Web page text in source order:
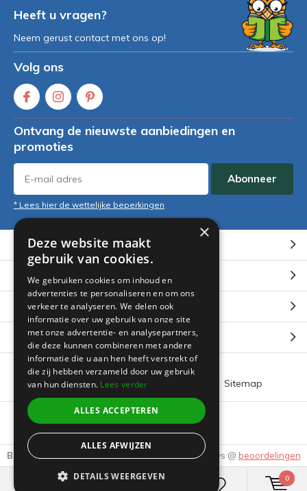
0
Heeft u vragen?
Neem gerust contact met ons op!
Volg ons
Ontvang de nieuwste aanbiedingen en
promoties
Abonneer
* Lees hier de wettelijke beperkingen
Klantenservice
Mijn account
Categorieën
Contact
© 2026 -Boeklin
Algemene voorwaarden Sitemap
Beoordeling door klanten: Reviews @ beoordelingen
×
Deze website maakt
gebruik van cookies.
We gebruiken cookies om inhoud en
advertenties te personaliseren en om ons
verkeer te analyseren. We delen ook
informatie over uw gebruik van onze site
met onze advertentie- en analysepartners,
die deze kunnen combineren met andere
informatie die u aan hen heeft verstrekt of
die zij hebben verzameld door uw gebruik
van hun diensten. Lees verder
ALLES ACCEPTEREN
ALLES AFWIJZEN
DETAILS WEERGEVEN